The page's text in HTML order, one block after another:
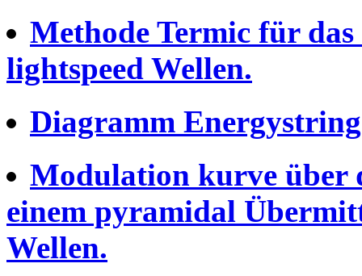
Methode Termic für
lightspeed Wellen.
Diagramm
Modulation kurve über
einem pyramidal
Wellen.